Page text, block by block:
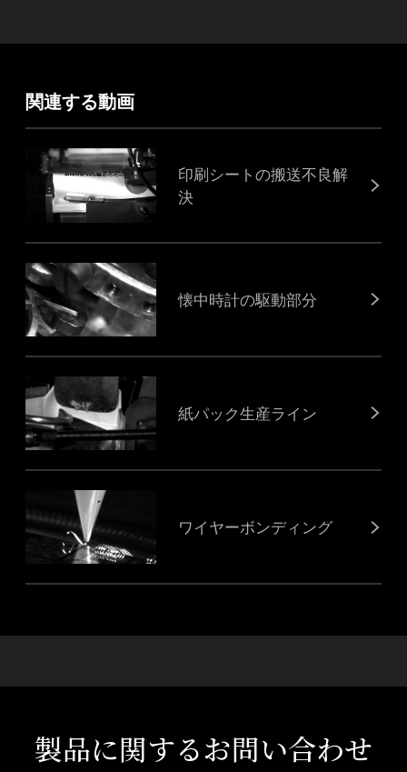
関連する動画
印刷シートの搬送不良解
決
懐中時計の駆動部分
紙パック生産ライン
ワイヤーボンディング
製品に関するお問い合わせ